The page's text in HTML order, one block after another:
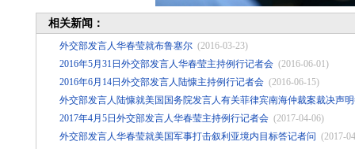
相关新闻：
外交部发言人华春莹就布鲁塞尔 (2016-03-23)
2016年5月31日外交部发言人华春莹主持例行记者会 (2016-06-01)
2016年6月14日外交部发言人陆慷主持例行记者会 (2016-06-15)
外交部发言人陆慷就美国国务院发言人有关菲律宾南海仲裁案裁决声
2017年4月5日外交部发言人华春莹主持例行记者会 (2017-04-06)
外交部发言人华春莹就美国军事打击叙利亚境内目标答记者问 (2017-